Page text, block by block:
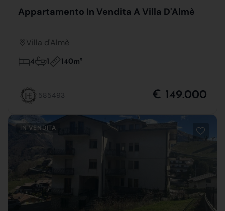
Appartamento In Vendita A Villa D'Almè
Villa d'Almè
4 1 140m2
585493 € 149.000
IN VENDITA